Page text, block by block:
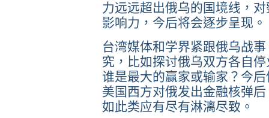
力远远超出俄乌的国境线，
影响力，今后将会逐步呈现。
台湾媒体和学界紧跟俄乌战
究，比如探讨俄乌双方各自
谁是最大的赢家或输家？今
美国西方对俄发出金融核弹
如此类应有尽有淋漓尽致。